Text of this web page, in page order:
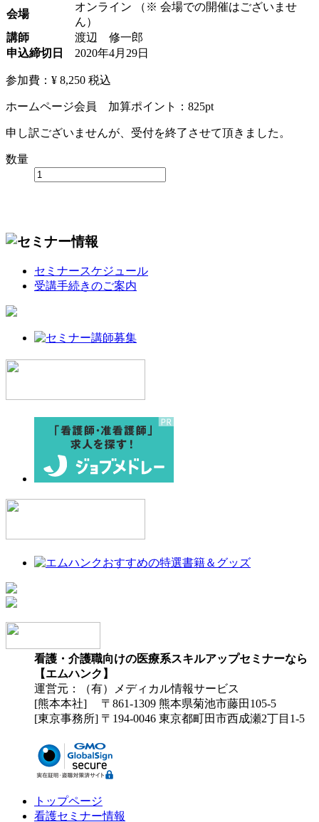
会場
オンライン （※ 会場での開催はございませ
ん）
講師
渡辺 修一郎
申込締切日
2020年4月29日
参加費：¥ 8,250 税込
ホームページ会員 加算ポイント： 825pt
申し訳ございませんが、受付を終了させて頂きました。
数量
セミナースケジュール
受講手続きのご案内
看護・介護職向けの医療系スキルアップセミナーなら
【エムハンク】
運営元：（有）メディカル情報サービス
[熊本本社] 〒861-1309 熊本県菊池市藤田105-5
[東京事務所] 〒194-0046 東京都町田市西成瀬2丁目1-5
トップページ
看護セミナー情報